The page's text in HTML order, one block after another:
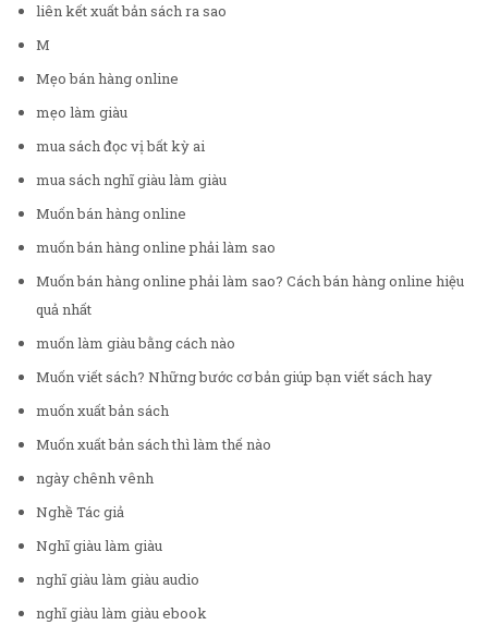
liên kết xuất bản sách ra sao
M
Mẹo bán hàng online
mẹo làm giàu
mua sách đọc vị bất kỳ ai
mua sách nghĩ giàu làm giàu
Muốn bán hàng online
muốn bán hàng online phải làm sao
Muốn bán hàng online phải làm sao? Cách bán hàng online hiệu
quả nhất
muốn làm giàu bằng cách nào
Muốn viết sách? Những bước cơ bản giúp bạn viết sách hay
muốn xuất bản sách
Muốn xuất bản sách thì làm thế nào
ngày chênh vênh
Nghề Tác giả
Nghĩ giàu làm giàu
nghĩ giàu làm giàu audio
nghĩ giàu làm giàu ebook